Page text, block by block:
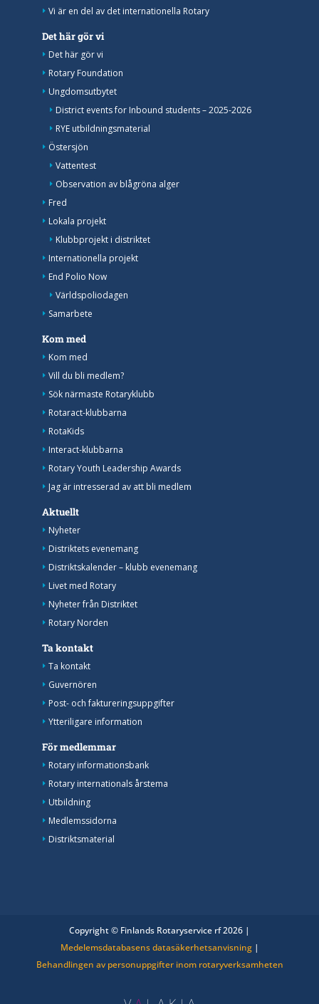
Vi är en del av det internationella Rotary
Det här gör vi
Det här gör vi
Rotary Foundation
Ungdomsutbytet
District events for Inbound students – 2025-2026
RYE utbildningsmaterial
Östersjön
Vattentest
Observation av blågröna alger
Fred
Lokala projekt
Klubbprojekt i distriktet
Internationella projekt
End Polio Now
Världspoliodagen
Samarbete
Kom med
Kom med
Vill du bli medlem?
Sök närmaste Rotaryklubb
Rotaract-klubbarna
RotaKids
Interact-klubbarna
Rotary Youth Leadership Awards
Jag är intresserad av att bli medlem
Aktuellt
Nyheter
Distriktets evenemang
Distriktskalender – klubb evenemang
Livet med Rotary
Nyheter från Distriktet
Rotary Norden
Ta kontakt
Ta kontakt
Guvernören
Post- och faktureringsuppgifter
Ytteriligare information
För medlemmar
Rotary informationsbank
Rotary internationals årstema
Utbildning
Medlemssidorna
Distriktsmaterial
Copyright © Finlands Rotaryservice rf 2026 |
Medelemsdatabasens datasäkerhetsanvisning|
Behandlingen av personuppgifter inom rotaryverksamheten